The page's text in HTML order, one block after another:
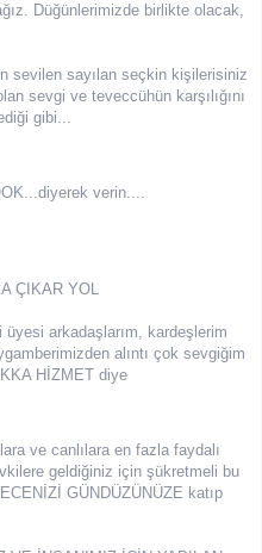
Düğünlerimizde birlikte olacak,
sevilen sayılan seçkin kişilerisiniz
sevgi ve teveccühün karşılığını
gibi...
verin....
ÇIKAR YOL
arkadaşlarım, kardeşlerim
alıntı çok sevgiğim
HİZMET diye
ve canlılara en fazla faydalı
geldiğiniz için şükretmeli bu
GÜNDÜZÜNÜZE katıp